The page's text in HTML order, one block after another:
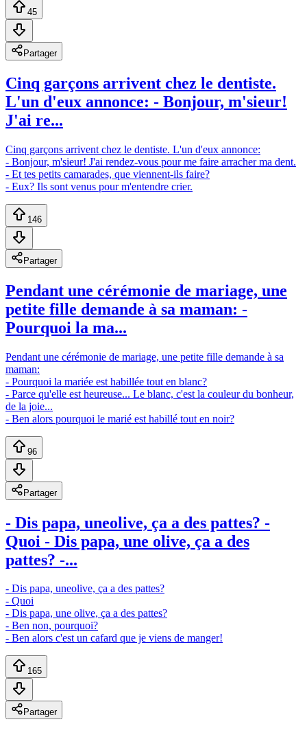
45
Partager
Cinq garçons arrivent chez le dentiste.
L'un d'eux annonce: - Bonjour, m'sieur!
J'ai re...
Cinq garçons arrivent chez le dentiste. L'un d'eux annonce:
- Bonjour, m'sieur! J'ai rendez-vous pour me faire arracher ma dent.
- Et tes petits camarades, que viennent-ils faire?
- Eux? Ils sont venus pour m'entendre crier.
146
Partager
Pendant une cérémonie de mariage, une
petite fille demande à sa maman: -
Pourquoi la ma...
Pendant une cérémonie de mariage, une petite fille demande à sa
maman:
- Pourquoi la mariée est habillée tout en blanc?
- Parce qu'elle est heureuse... Le blanc, c'est la couleur du bonheur,
de la joie...
- Ben alors pourquoi le marié est habillé tout en noir?
96
Partager
- Dis papa, uneolive, ça a des pattes? -
Quoi - Dis papa, une olive, ça a des
pattes? -...
- Dis papa, uneolive, ça a des pattes?
- Quoi
- Dis papa, une olive, ça a des pattes?
- Ben non, pourquoi?
- Ben alors c'est un cafard que je viens de manger!
165
Partager